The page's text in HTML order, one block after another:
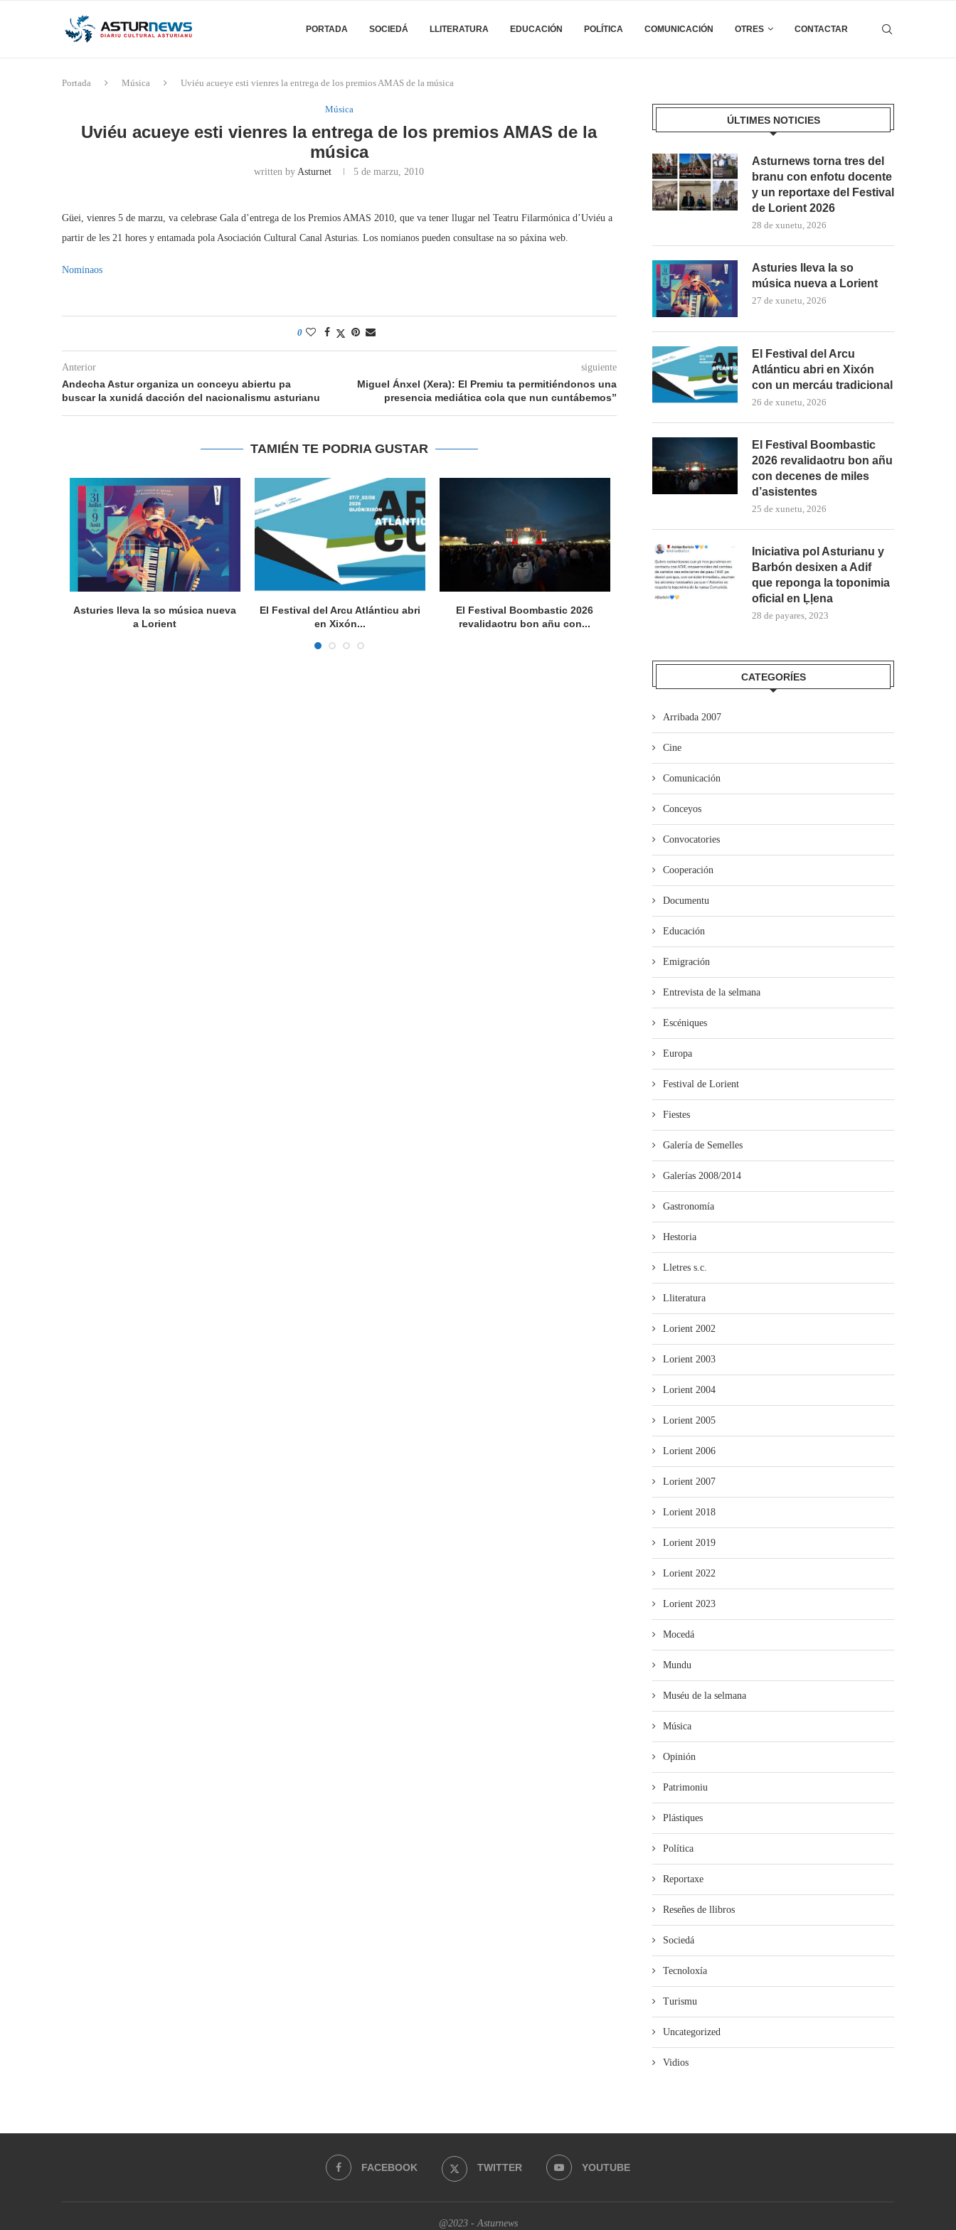
PORTADA SOCIEDÁ LLITERATURA EDUCACIÓN POLÍTICA COMUNICACIÓN OTRES CONTACTAR
Portada Música Uviéu acueye esti vienres la entrega de los premios AMAS de la música
Música
Uviéu acueye esti vienres la entrega de los premios AMAS de la
música
written byAsturnet 5 de marzu, 2010
Güei, vienres 5 de marzu, va celebrase Gala d’entrega de los Premios AMAS 2010, que va tener llugar nel Teatru Filarmónica d’Uviéu a
partir de les 21 hores y entamada pola Asociación Cultural Canal Asturias. Los nomianos pueden consultase na so páxina web.
Nominaos
0
Anterior
Andecha Astur organiza un conceyu abiertu pa
buscar la xunidá dacción del nacionalismu asturianu
siguiente
Miguel Ánxel (Xera): El Premiu ta permitiéndonos una
presencia mediática cola que nun cuntábemos”
TAMIÉN TE PODRIA GUSTAR
Asturies lleva la so música nueva
a Lorient
El Festival del Arcu Atlánticu abri
en Xixón...
El Festival Boombastic 2026
revalidaotru bon añu con...
Semando Son amuesa’l nuevu folk
El Trasiegu Fest va tener
ÚLTIMES NOTICIES
Asturnews torna tres del
branu con enfotu docente
y un reportaxe del Festival
de Lorient 2026
28 de xunetu, 2026
Asturies lleva la so
música nueva a Lorient
27 de xunetu, 2026
El Festival del Arcu
Atlánticu abri en Xixón
con un mercáu tradicional
26 de xunetu, 2026
El Festival Boombastic
2026 revalidaotru bon añu
con decenes de miles
d’asistentes
25 de xunetu, 2026
Iniciativa pol Asturianu y
Barbón desixen a Adif
que reponga la toponimia
oficial en Ḷḷena
28 de payares, 2023
CATEGORÍES
Arribada 2007
Cine
Comunicación
Conceyos
Convocatories
Cooperación
Documentu
Educación
Emigración
Entrevista de la selmana
Escéniques
Europa
Festival de Lorient
Fiestes
Galería de Semelles
Galerías 2008/2014
Gastronomía
Hestoria
Lletres s.c.
Lliteratura
Lorient 2002
Lorient 2003
Lorient 2004
Lorient 2005
Lorient 2006
Lorient 2007
Lorient 2018
Lorient 2019
Lorient 2022
Lorient 2023
Mocedá
Mundu
Muséu de la selmana
Música
Opinión
Patrimoniu
Plástiques
Política
Reportaxe
Reseñes de llibros
Sociedá
Tecnoloxía
Turismu
Uncategorized
Vidios
FACEBOOK TWITTER YOUTUBE
@2023 - Asturnews